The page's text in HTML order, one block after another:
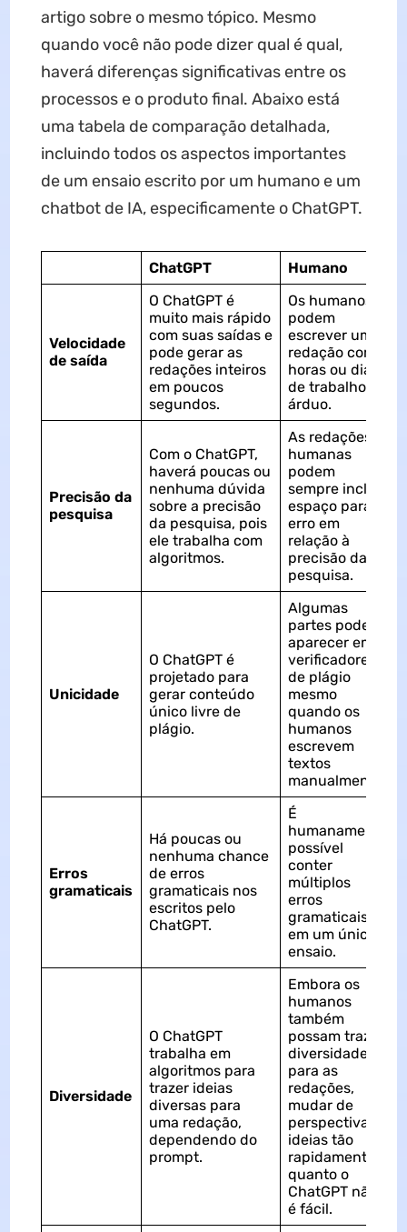
artigo sobre o mesmo tópico. Mesmo
quando você não pode dizer qual é qual,
haverá diferenças significativas entre os
processos e o produto final. Abaixo está
uma tabela de comparação detalhada,
incluindo todos os aspectos importantes
de um ensaio escrito por um humano e um
chatbot de IA, especificamente o ChatGPT.
ChatGPT Humano
Velocidade
de saída
O ChatGPT é
muito mais rápido
com suas saídas e
pode gerar as
redações inteiros
em poucos
segundos.
Os humanos
podem
escrever uma
redação com
horas ou dias
de trabalho
árduo.
Precisão da
pesquisa
Com o ChatGPT,
haverá poucas ou
nenhuma dúvida
sobre a precisão
da pesquisa, pois
ele trabalha com
algoritmos.
As redações
humanas
podem
sempre incluir
espaço para
erro em
relação à
precisão da
pesquisa.
Unicidade
O ChatGPT é
projetado para
gerar conteúdo
único livre de
plágio.
Algumas
partes podem
aparecer em
verificadores
de plágio
mesmo
quando os
humanos
escrevem
textos
manualmente.
Erros
gramaticais
Há poucas ou
nenhuma chance
de erros
gramaticais nos
escritos pelo
ChatGPT.
É
humanamente
possível
conter
múltiplos
erros
gramaticais
em um único
ensaio.
Diversidade
O ChatGPT
trabalha em
algoritmos para
trazer ideias
diversas para
uma redação,
dependendo do
prompt.
Embora os
humanos
também
possam trazer
diversidade
para as
redações,
mudar de
perspectivas e
ideias tão
rapidamente
quanto o
ChatGPT não
é fácil.